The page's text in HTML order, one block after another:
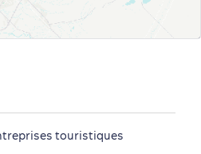
touristiques